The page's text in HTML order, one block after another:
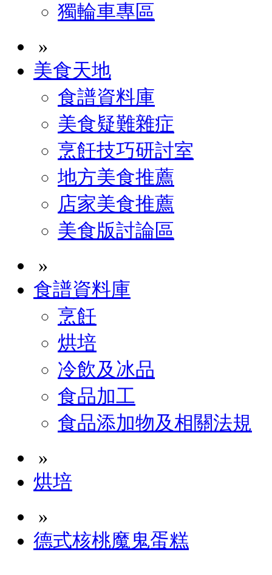
獨輪車專區
»
美食天地
食譜資料庫
美食疑難雜症
烹飪技巧研討室
地方美食推薦
店家美食推薦
美食版討論區
»
食譜資料庫
烹飪
烘培
冷飲及冰品
食品加工
食品添加物及相關法規
»
烘培
»
德式核桃魔鬼蛋糕